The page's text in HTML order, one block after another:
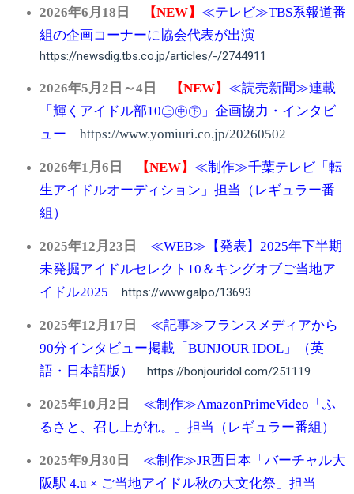
2026年6月18日 【NEW】 ≪テレビ≫TBS系報道番
組の企画コーナーに協会代表が出演
https://newsdig.tbs.co.jp/articles/-/2744911
2026年5月2日～4日 【NEW】 ≪読売新聞≫連載
「輝くアイドル部10㊤㊥㊦ 」企画協力・インタビ
ュー https://www.yomiuri.co.jp/20260502
2026年1月6日 【NEW】 ≪制作≫千葉テレビ「転
生アイドルオーディション」担当（レギュラー番
組）
2025年12月23日
≪WEB≫【発表】2025年下半期
未発掘アイドルセレクト10＆キングオブご当地ア
イドル2025 https://www.galpo/13693
2025年12月17日 ≪記事≫フランスメディアから
90分インタビュー掲載「BUNJOUR IDOL」（英
語・日本語版） https://bonjouridol.com/251119
2025年10月2日 ≪制作≫AmazonPrimeVideo「ふ
るさと、召し上がれ。」担当（レギュラー番組）
2025年9月30日 ≪制作≫JR西日本「バーチャル大
阪駅 4.u × ご当地アイドル秋の大文化祭」担当